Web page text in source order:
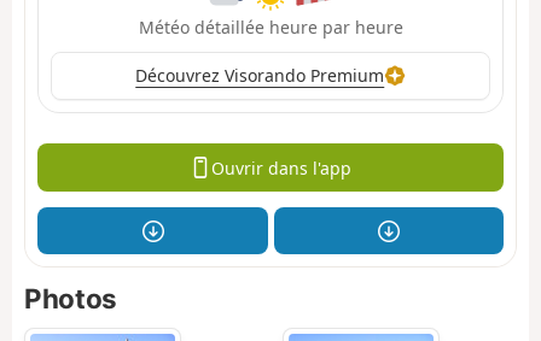
Météo détaillée heure par heure
Découvrez Visorando Premium
Ouvrir dans l'app
Photos